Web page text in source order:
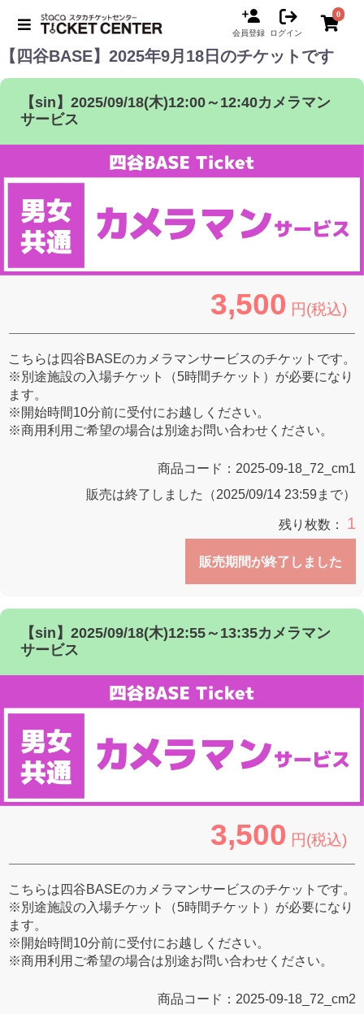
会員登録 ログイン
0
【四谷BASE】2025年9月18日のチケットです
【sin】2025/09/18(木)12:00～12:40カメラマン
サービス
3,500 円(税込)
こちらは四谷BASEのカメラマンサービスのチケットです。
※別途施設の入場チケット（5時間チケット）が必要になり
ます。
※開始時間10分前に受付にお越しください。
※商用利用ご希望の場合は別途お問い合わせください。
商品コード： 2025-09-18_72_cm1
販売は終了しました（2025/09/14 23:59まで）
残り枚数： 1
販売期間が終了しました
【sin】2025/09/18(木)12:55～13:35カメラマン
サービス
3,500 円(税込)
こちらは四谷BASEのカメラマンサービスのチケットです。
※別途施設の入場チケット（5時間チケット）が必要になり
ます。
※開始時間10分前に受付にお越しください。
※商用利用ご希望の場合は別途お問い合わせください。
商品コード： 2025-09-18_72_cm2